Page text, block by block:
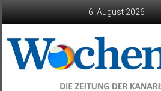
6. August 2026